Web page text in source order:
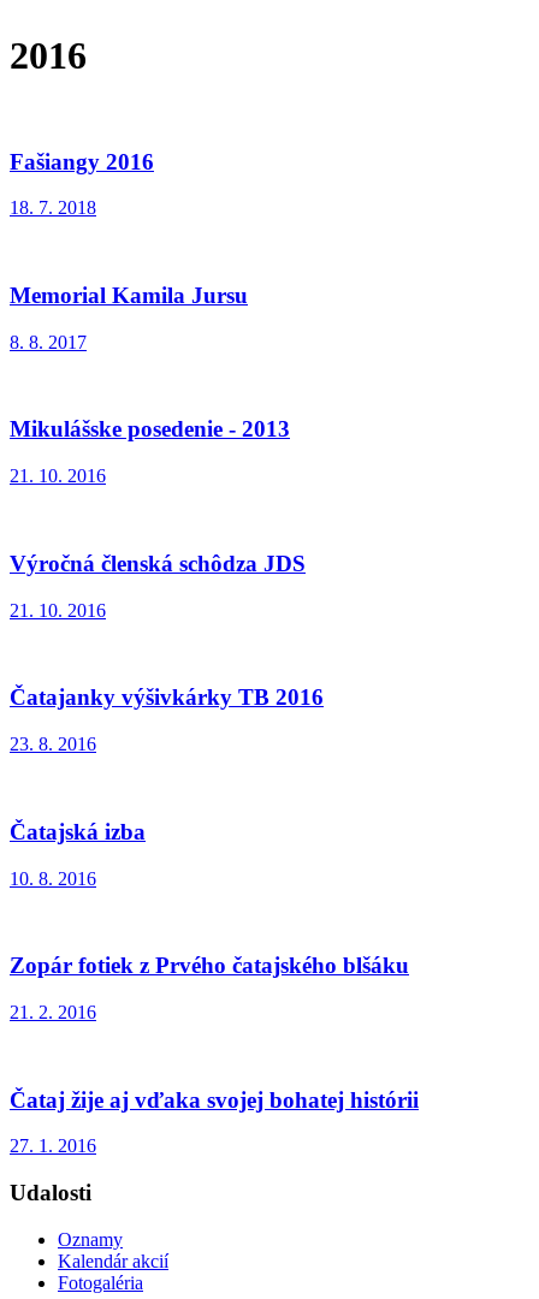
2016
Fašiangy 2016
18. 7. 2018
Memorial Kamila Jursu
8. 8. 2017
Mikulášske posedenie - 2013
21. 10. 2016
Výročná členská schôdza JDS
21. 10. 2016
Čatajanky výšivkárky TB 2016
23. 8. 2016
Čatajská izba
10. 8. 2016
Zopár fotiek z Prvého čatajského blšáku
21. 2. 2016
Čataj žije aj vďaka svojej bohatej histórii
27. 1. 2016
Udalosti
Oznamy
Kalendár akcií
Fotogaléria